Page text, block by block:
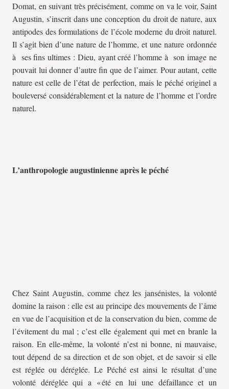
Domat, en suivant très précisément, comme on va le voir, Saint
Augustin, s’inscrit dans une conception du droit de nature, aux
antipodes des formulations de l’école moderne du droit naturel.
Il s’agit bien d’une nature de l’homme, et une nature ordonnée
à ses fins ultimes : Dieu, ayant créé l’homme à son image ne
pouvait lui donner d’autre fin que de l’aimer. Pour autant, cette
nature est celle de l’état de perfection, mais le péché originel a
bouleversé considérablement et la nature de l’homme et l’ordre
naturel.
L’anthropologie augustinienne après le péché
Chez Saint Augustin, comme chez les jansénistes, la volonté
domine la raison : elle est au principe des mouvements de l’âme
en vue de l’acquisition et de la conservation du bien, comme de
l’évitement du mal ; c’est elle également qui met en branle la
raison. En elle-même, la volonté n’est ni bonne, ni mauvaise,
tout dépend de sa direction et de son objet, et de savoir si elle
est réglée ou déréglée. Le Péché est ainsi le résultat d’une
volonté déréglée qui a « été en lui une défaillance et un